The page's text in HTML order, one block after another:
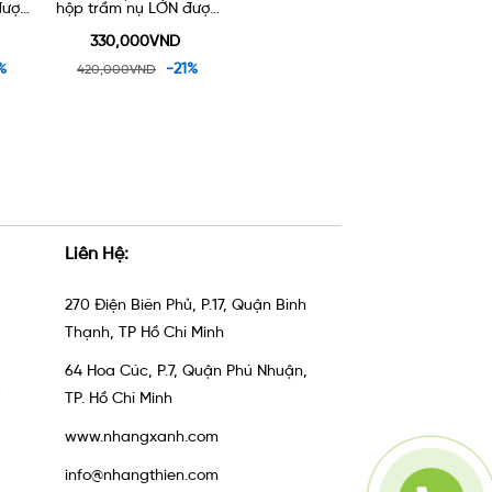
hộp nụ lớn + 1 hộp nụ
trầm
330,000VND
420,000VND -21%
Liên Hệ:
270 Điện Biên Phủ, P.17, Quận Bình
Thạnh, TP Hồ Chí Minh
64 Hoa Cúc, P.7, Quận Phú Nhuận,
TP. Hồ Chí Minh
www.nhangxanh.com
info@nhangthien.com